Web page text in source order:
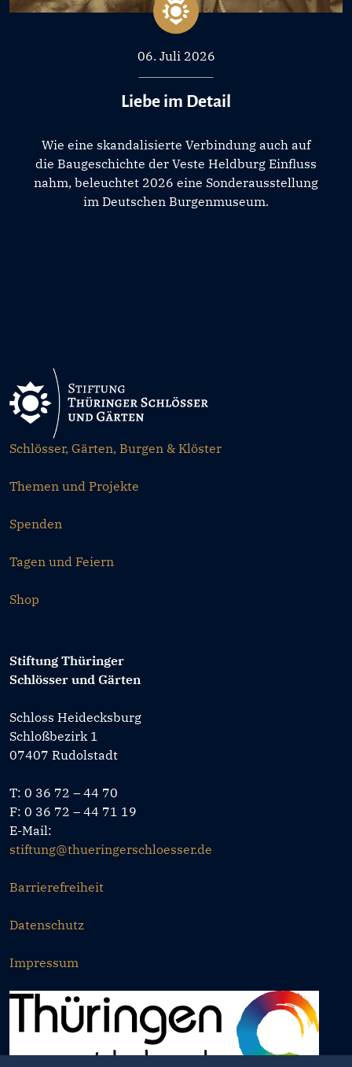
06. Juli 2026
Liebe im Detail
Wie eine skandalisierte Verbindung auch auf
die Baugeschichte der Veste Heldburg Einfluss
nahm, beleuchtet 2026 eine Sonderausstellung
im Deutschen Burgenmuseum.
Schlösser, Gärten, Burgen & Klöster
Themen und Projekte
Spenden
Tagen und Feiern
Shop
Stiftung Thüringer
Schlösser und Gärten
Schloss Heidecksburg
Schloßbezirk 1
07407 Rudolstadt
T: 0 36 72 – 44 70
F: 0 36 72 – 44 71 19
E-Mail:
stiftung@thueringerschloesser.de
Barrierefreiheit
Datenschutz
Impressum